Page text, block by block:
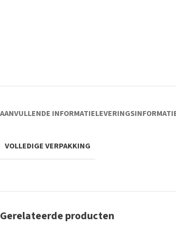
AANVULLENDE INFORMATIE
VOLLEDIGE VERPAKKING
Gerelateerde producten